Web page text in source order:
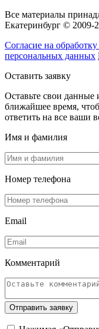
Все материалы
Екатеринбург © 2009-
Согласие на
персональных данных
Оставить заявку
Оставьте свои
ближайшее время,
ответить на все ваши
Имя и фамилия
Номер телефона
Email
Комментарий
Отправить заявку